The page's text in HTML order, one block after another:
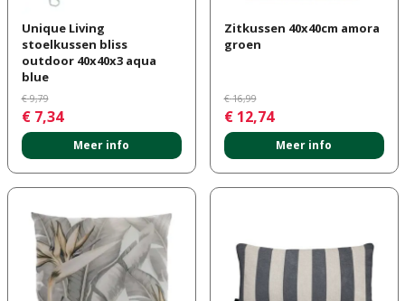
Unique Living
stoelkussen bliss
outdoor 40x40x3 aqua
blue
€ 9,79
€ 7,34
Meer info
Zitkussen 40x40cm amora
groen
€ 16,99
€ 12,74
Meer info